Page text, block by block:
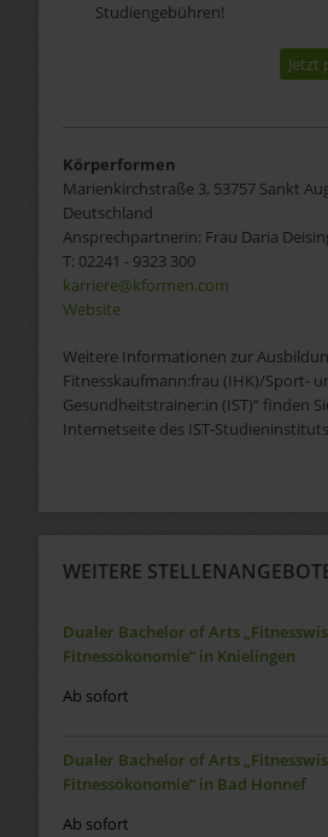
Studiengebühren!
Jetzt
Körperformen
Marienkirchstraße 3, 53757 Sankt
Deutschland
Ansprechpartnerin: Frau Daria
T: 02241 - 9323 300
karriere@kformen.com
Website
Weitere Informationen zur
Fitnesskaufmann:frau (IHK)/Sport-
Gesundheitstrainer:in (IST)“ finden
Internetseite des IST-
WEITERE
Dualer Bachelor of Arts
Fitnessökonomie“ in Knielingen
Ab sofort
Dualer Bachelor of Arts
Fitnessökonomie“ in Bad Honnef
Ab sofort